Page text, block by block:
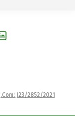
J23/2852/2021